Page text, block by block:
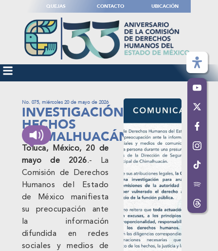
QUEJAS CONTACTO UBICACIÓN
No. 075, miércoles 20 de mayo de 2026
INVESTIGACIÓN
HECHOS
CHIMALHUACÁN
Toluca, México, 20 de
mayo de 2026.- La
Comisión de Derechos
Humanos del Estado
de México manifiesta
su preocupación ante
la información
difundida en redes
sociales y medios de